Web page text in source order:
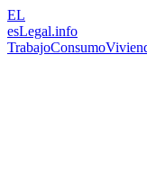
EL
esLegal.info
TrabajoConsumo